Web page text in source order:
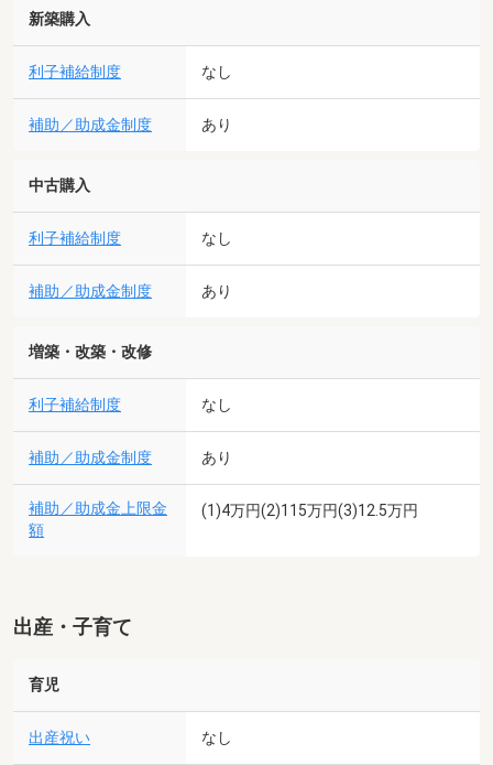
新築購入
利子補給制度 なし
補助／助成金制度 あり
中古購入
利子補給制度 なし
補助／助成金制度 あり
増築・改築・改修
利子補給制度 なし
補助／助成金制度 あり
補助／助成金上限金
額
(1)4万円(2)115万円(3)12.5万円
出産・子育て
育児
出産祝い なし